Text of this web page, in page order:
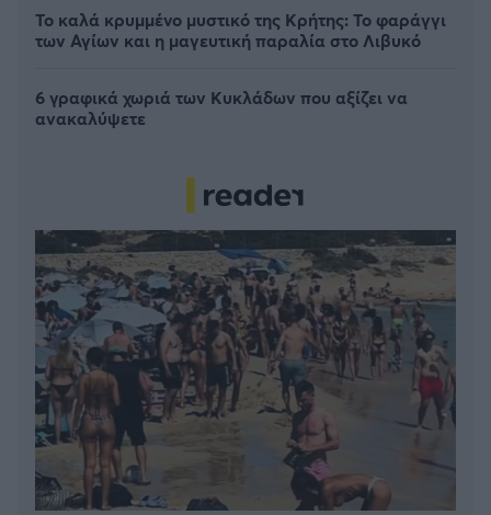
Το καλά κρυμμένο μυστικό της Κρήτης: Το φαράγγι
των Αγίων και η μαγευτική παραλία στο Λιβυκό
6 γραφικά χωριά των Κυκλάδων που αξίζει να
ανακαλύψετε